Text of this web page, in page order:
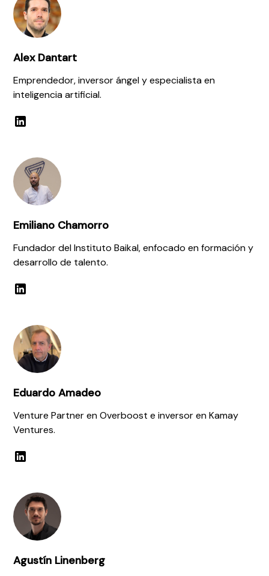
Alex Dantart
Emprendedor, inversor ángel y especialista en
inteligencia artificial.
Emiliano Chamorro
Fundador del Instituto Baikal, enfocado en formación y
desarrollo de talento.
Eduardo Amadeo
Venture Partner en Overboost e inversor en Kamay
Ventures.
Agustín Linenberg